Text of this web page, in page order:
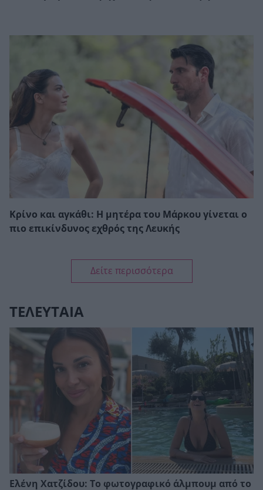
Κρίνο και αγκάθι: Η μητέρα του Μάρκου γίνεται ο
πιο επικίνδυνος εχθρός της Λευκής
Δείτε περισσότερα
ΤΕΛΕΥΤΑΙΑ
Ελένη Χατζίδου: Το φωτογραφικό άλμπουμ από το